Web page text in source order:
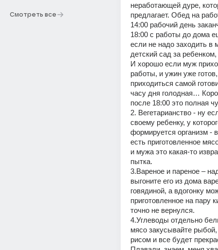
Смотреть все
неработающей дуре,
предлагает. Обед на
14:00 рабочий день
18:00 с работы до дома
если не надо заходить в
детский сад за
И хорошо если муж
работы, и ужин уже
приходиться самой
часу дня голодная…
после 18:00 это полная
2. Вегетарианство - ну
своему ребенку, у
формируется организм -
есть приготовленное
и мужа это какая-то
пытка.
3.Вареное и пареное –
выгоните его из дома
говядиной, а вдогонку
приготовленное на пару
точно не вернулся.
4.Углеводы отдельно
мясо закусывайте рыбой,
рисом и все будет